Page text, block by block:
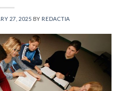
27, 2025 BY REDACTIA